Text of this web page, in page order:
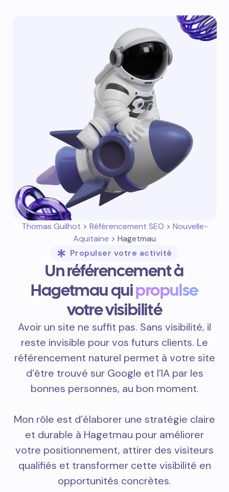
Thomas Guilhot > Référencement SEO > Nouvelle-
Aquitaine > Hagetmau
Propulser votre activité
Un référencement à
Hagetmau quipropulse
votre visibilité
Avoir un site ne suffit pas. Sans visibilité, il
reste invisible pour vos futurs clients. Le
référencement naturel permet à votre site
d’être trouvé sur Google et l’IA par les
bonnes personnes, au bon moment.
Mon rôle est d’élaborer une stratégie claire
et durable à Hagetmau pour améliorer
votre positionnement, attirer des visiteurs
qualifiés et transformer cette visibilité en
opportunités concrètes.